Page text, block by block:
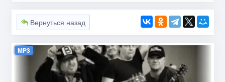
Вернуться назад
MP3